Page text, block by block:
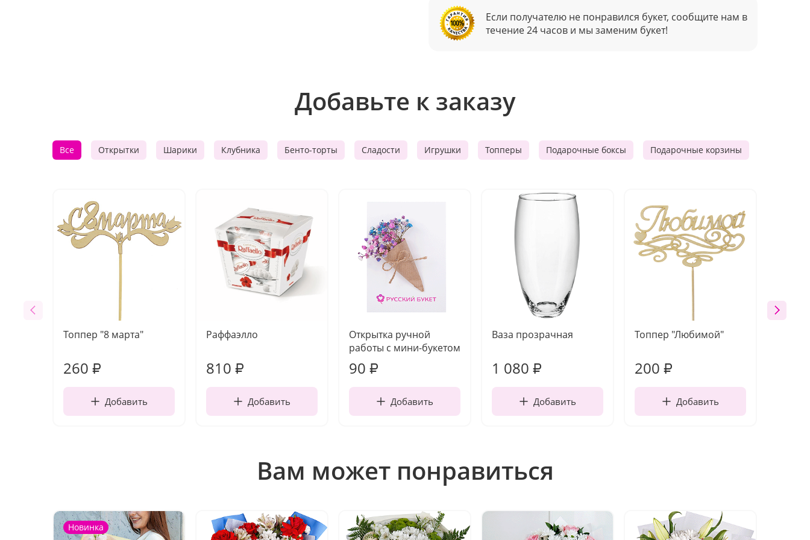
Если получателю не понравился букет, сообщите нам в
течение 24 часов и мы заменим букет!
Добавьте к заказу
Все Открытки Шарики Клубника Бенто-торты Сладости Игрушки Топперы Подарочные боксы Подарочные корзины
Топпер "8 марта"
260 ₽
Добавить
Раффаэлло
810 ₽
Добавить
Открытка ручной
работы с мини-букетом
90 ₽
Добавить
Ваза прозрачная
1 080 ₽
Добавить
Топпер "Любимой"
200 ₽
Добавить
Вам может понравиться
Новинка